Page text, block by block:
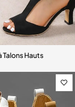
pour Femme
Talons Hauts